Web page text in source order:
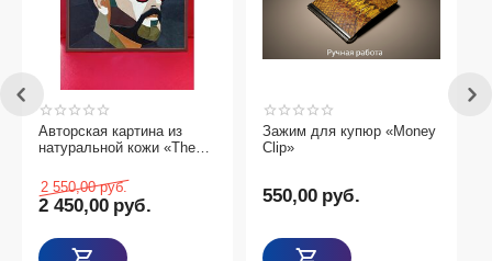
Авторская картина из
натуральной кожи «The
2 550,00 руб.
2 450,00 руб.
Зажим для купюр «Money
Clip»
550,00 руб.